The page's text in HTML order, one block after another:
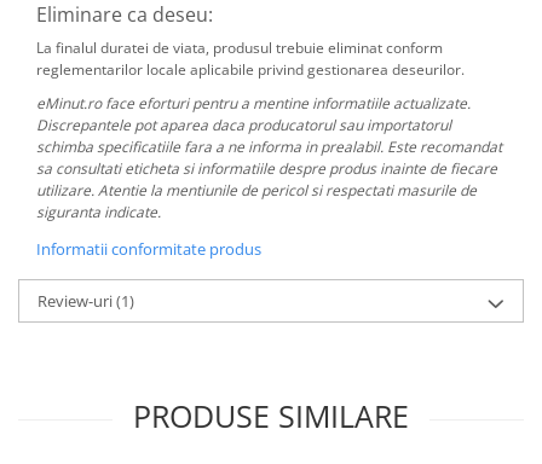
Eliminare ca deseu:
La finalul duratei de viata, produsul trebuie eliminat conform
reglementarilor locale aplicabile privind gestionarea deseurilor.
eMinut.ro face eforturi pentru a mentine informatiile actualizate.
Discrepantele pot aparea daca producatorul sau importatorul
schimba specificatiile fara a ne informa in prealabil. Este recomandat
sa consultati eticheta si informatiile despre produs inainte de fiecare
utilizare. Atentie la mentiunile de pericol si respectati masurile de
siguranta indicate.
Informatii conformitate produs
Review-uri(1)
PRODUSE SIMILARE